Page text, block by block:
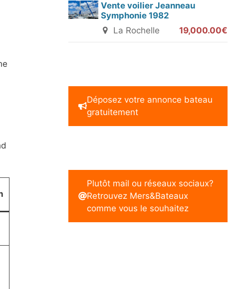
Vente voilier Jeanneau
Symphonie 1982
La Rochelle
19,000.00€
Déposez votre annonce bateau
gratuitement
Plutôt mail ou réseaux sociaux?
Retrouvez Mers&Bateaux
comme vous le souhaitez